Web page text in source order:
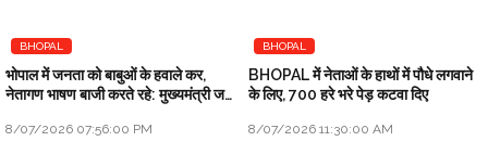
BHOPAL
भोपाल में जनता को बाबुओं के हवाले कर,
नेतागण भाषण बाजी करते रहे: मुख्यमंत्री जन
8/07/2026 07:56:00 PM
BHOPAL
BHOPAL में नेताओं के हाथों में पौधे लगवाने
के लिए, 700 हरे भरे पेड़ कटवा दिए
8/07/2026 11:30:00 AM